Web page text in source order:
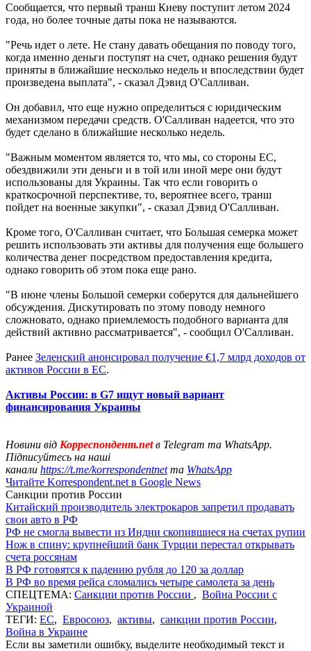
Сообщается, что первый транш Киеву поступит летом 2024
года, но более точные даты пока не называются.
"Речь идет о лете. Не стану давать обещания по поводу того,
когда именно деньги поступят на счет, однако решения будут
приняты в ближайшие несколько недель и впоследствии будет
произведена выплата", - сказал Дэвид О'Салливан.
Он добавил, что еще нужно определиться с юридическим
механизмом передачи средств. О'Салливан надеется, что это
будет сделано в ближайшие несколько недель.
"Важным моментом является то, что мы, со стороны ЕС,
обездвижили эти деньги и в той или иной мере они будут
использованы для Украины. Так что если говорить о
краткосрочной перспективе, то, вероятнее всего, транш
пойдет на военные закупки", - сказал Дэвид О'Салливан.
Кроме того, О'Салливан считает, что Большая семерка может
решить использовать эти активы для получения еще большего
количества денег посредством предоставления кредита,
однако говорить об этом пока еще рано.
"В июне члены Большой семерки соберутся для дальнейшего
обсуждения. Дискутировать по этому поводу немного
сложновато, однако приемлемость подобного варианта для
действий активно рассматривается", - сообщил О'Салливан.
Ранее Зеленский анонсировал получение €1,7 млрд доходов от
активов России в ЕС.
Активы России: в G7 ищут новый вариант
финансирования Украины
Новини від Корреспондент.netв Telegram та WhatsApp.
Підписуйтесь на наші
канали https://t.me/korrespondentnetта WhatsApp
Читайте Korrespondent.net в Google News
Санкции против России
Китайский производитель электрокаров запретил продавать
свои авто в РФ
РФ не смогла вывести из Индии скопившиеся на счетах рупии
Нож в спину: крупнейший банк Турции перестал открывать
счета россянам
В РФ готовятся к падению рубля до 120 за доллар
В РФ во время рейса сломались четыре самолета за день
СПЕЦТЕМА: Санкции против России , Война России с
Украиной
ТЕГИ: ЕС, Евросоюз, активы, санкции против России,
Война в Украине
Если вы заметили ошибку, выделите необходимый текст и